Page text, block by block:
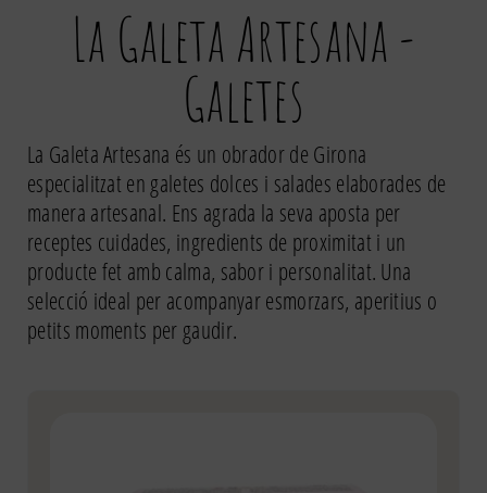
La Galeta Artesana -
Galetes
La Galeta Artesana és un obrador de Girona
especialitzat en galetes dolces i salades elaborades de
manera artesanal. Ens agrada la seva aposta per
receptes cuidades, ingredients de proximitat i un
producte fet amb calma, sabor i personalitat. Una
selecció ideal per acompanyar esmorzars, aperitius o
petits moments per gaudir.